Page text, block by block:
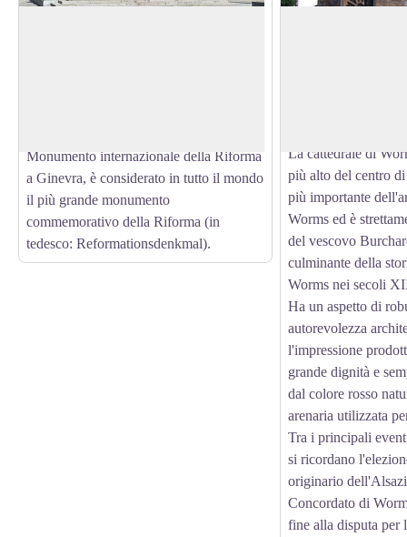
Monumento internazionale della Riforma
a Ginevra, è considerato in tutto il mondo
il più grande monumento
commemorativo della Riforma (in
tedesco: Reformationsdenkmal).
La cattedrale di
più alto del centro
più importante
Worms ed è
del vescovo
culminante della
Worms nei secoli
Ha un aspetto di
autorevolezza
l'impressione
grande dignità e
dal colore rosso
arenaria utilizzata
Tra i principali
si ricordano
originario
Concordato di
fine alla disputa per